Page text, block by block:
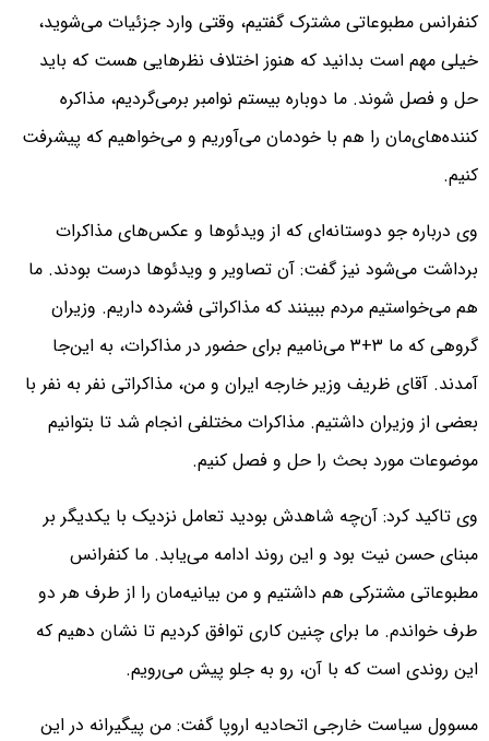
کنفرانس مطبوعاتی مشترک گفتیم، وقتی وارد جزئیات می‌شوید،
خیلی مهم است بدانید که هنوز اختلاف نظرهایی هست که باید
حل و فصل شوند. ما دوباره بیستم نوامبر برمی‌گردیم، مذاکره
کننده‌های‌مان را هم با خودمان می‌آوریم و می‌خواهیم که پیشرفت
کنیم.
وی درباره جو دوستانه‌ای که از ویدئوها و عکس‌های مذاکرات
برداشت می‌شود نیز گفت: آن تصاویر و ویدئوها درست بودند. ما
هم می‌خواستیم مردم ببینند که مذاکراتی فشرده داریم. وزیران
گروهی که ما ۳+۳ می‌نامیم برای حضور در مذاکرات، به این‌جا
آمدند. آقای ظریف وزیر خارجه ایران و من، مذاکراتی نفر به نفر با
بعضی از وزیران داشتیم. مذاکرات مختلفی انجام شد تا بتوانیم
موضوعات مورد بحث را حل و فصل کنیم.
وی تاکید کرد: آن‌چه شاهدش بودید تعامل نزدیک با یکدیگر بر
مبنای حسن نیت بود و این روند ادامه می‌یابد. ما کنفرانس
مطبوعاتی مشترکی هم داشتیم و من بیانیه‌مان را از طرف هر دو
طرف خواندم. ما برای چنین کاری توافق کردیم تا نشان دهیم که
این روندی است که با آن، رو به جلو پیش می‌رویم.
مسوول سیاست خارجی اتحادیه اروپا گفت: من پیگیرانه در این